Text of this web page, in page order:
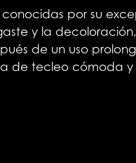
conocidas por su
y la
de un uso
de tecleo cómoda